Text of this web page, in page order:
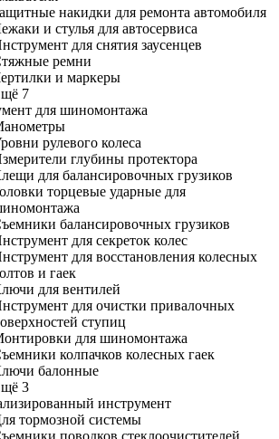
накидки для ремонта автомобиля
и стулья для автосервиса
для снятия заусенцев
ремни
и маркеры
7
для шиномонтажа
рулевого колеса
глубины протектора
для балансировочных грузиков
торцевые ударные для
балансировочных грузиков
для секреток колес
для восстановления колесных
и гаек
для вентилей
для очистки привалочных
ступиц
для шиномонтажа
колпачков колесных гаек
балонные
3
инструмент
тормозной системы